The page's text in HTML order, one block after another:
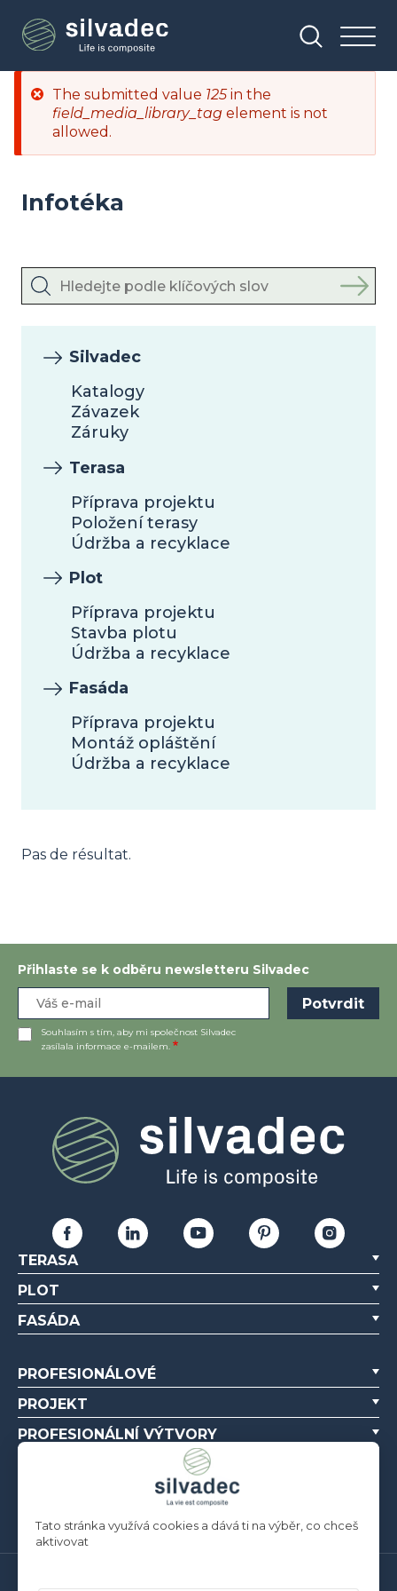
hlavnímu
Chybová
zpráva
The submitted value 125in the
field_media_library_tag element is not
allowed.
Infotéka
Silvadec
Katalogy
Závazek
Záruky
Terasa
Příprava projektu
Položení terasy
Údržba a recyklace
Plot
Příprava projektu
Stavba plotu
Údržba a recyklace
Fasáda
Příprava projektu
Montáž opláštění
Údržba a recyklace
Pas de résultat.
Přihlaste se k odběru newsletteru Silvadec
Souhlasím s tím, aby mi společnost Silvadec
zasílala informace e-mailem.
TERASA
PLOT
FASÁDA
PROFESIONÁLOVÉ
PROJEKT
PROFESIONÁLNÍ VÝTVORY
Silvadec France
Tato stránka využívá cookies a dává ti na výběr, co chceš
aktivovat